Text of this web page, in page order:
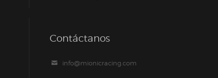
Contáctanos
info@mionicracing.com